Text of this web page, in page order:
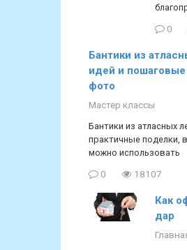
0
Бантики из
идей и
фото
Мастер классы
Бантики из атласных
практичные поделки,
можно использовать
0 18107
Как
дар